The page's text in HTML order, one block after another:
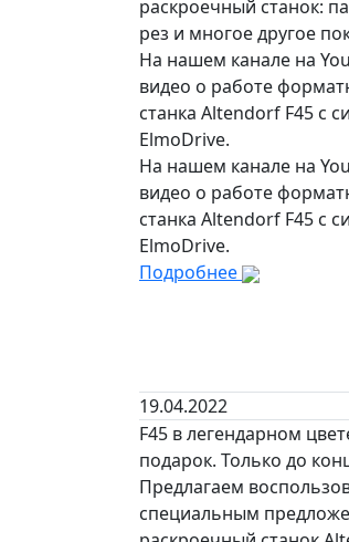
раскроечный станок:
рез и многое другое
На нашем канале на
видео о работе
станка Altendorf F45 с
ElmoDrive.
На нашем канале на
видео о работе
станка Altendorf F45 с
ElmoDrive.
Подробнее
19.04.2022
F45 в легендарном
подарок. Только до
Предлагаем
специальным